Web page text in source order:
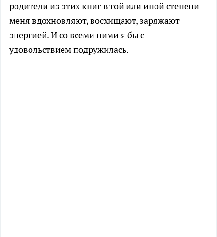
родители из этих книг в той или иной степени
меня вдохновляют, восхищают, заряжают
энергией. И со всеми ними я бы с
удовольствием подружилась.